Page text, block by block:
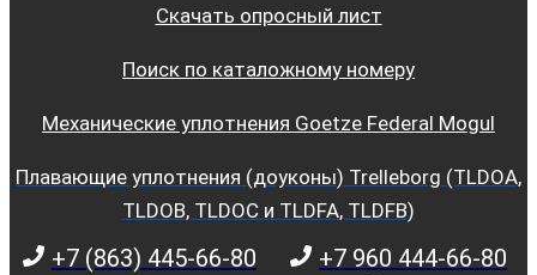
Скачать опросный лист
Поиск по каталожному номеру
Механические уплотнения Goetze Federal Mogul
Плавающие уплотнения (доуконы) Trelleborg (TLDOA,
TLDOB, TLDOC и TLDFA, TLDFB)
+7 (863) 445-66-80
+7 960 444-66-80